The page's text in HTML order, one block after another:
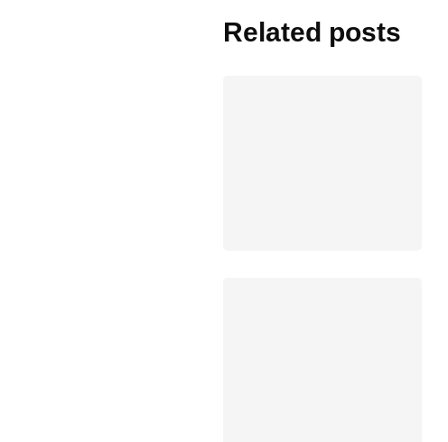
Related posts